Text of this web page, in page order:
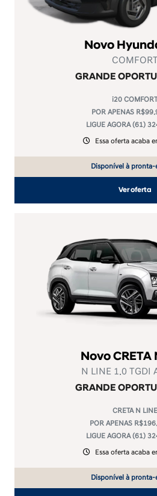
Novo
GRANDE
i20 COMFORT
POR APENAS
LIGUE
Essa oferta acaba
Disponível à pronta-
Ver oferta
Novo CRETA
N LINE 1.0 TGDI
GRANDE
CRETA N LINE
POR APENAS
LIGUE
Essa oferta acaba
Disponível à pronta-